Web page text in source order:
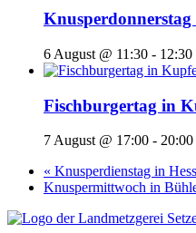
6 August @ 11:30 - 12:30
Fischburgertag in
7 August @ 17:00 - 20:00
« Knusperdienstag in
Knuspermittwoch in